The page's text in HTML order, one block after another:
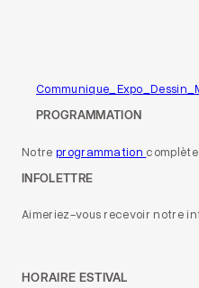
PROGRAMMATION
Notre programmation complète
INFOLETTRE
Aimeriez-vous recevoir notre
HORAIRE ESTIVAL